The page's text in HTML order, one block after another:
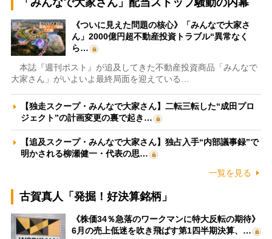
《ついに見えた問題の核心》「みんなで大家さ
ん」2000億円超不動産投資トラブル“異常なく
ら…
本誌『週刊ポスト』が追及してきた不動産投資商品「みんなで
大家さん」がいよいよ最終局面を迎えている…
【独走スクープ・みんなで大家さん】二転三転した“成田プロ
ジェクト”の計画変更の裏で起き…
【追及スクープ・みんなで大家さん】独占入手“内部議事録”で
明かされる柳瀬健一・代表の思…
一覧を見る
古賀真人「発掘！好決算銘柄」
《株価34％急落のワークマンに特大反転の期待》
6月の売上低迷を吹き飛ばす第1四半期決算、…